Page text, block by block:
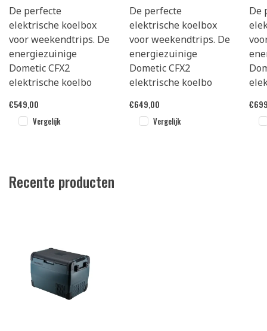
De perfecte
elektrische koelbox
voor weekendtrips. De
energiezuinige
Dometic CFX2
elektrische koelbo
€549,00
Vergelijk
De perfecte
elektrische koelbox
voor weekendtrips. De
energiezuinige
Dometic CFX2
elektrische koelbo
€649,00
Vergelijk
De
€
Recente producten